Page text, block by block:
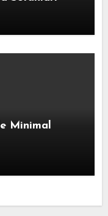
Minimal